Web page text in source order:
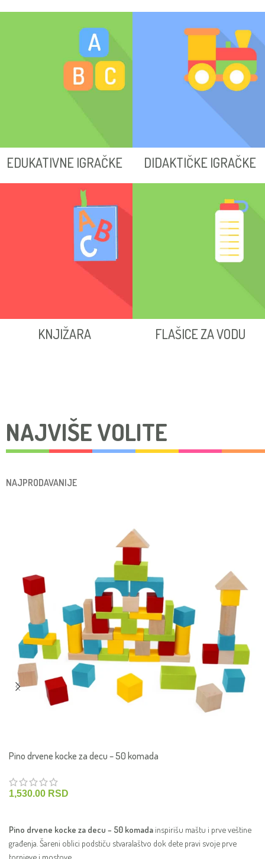
EDUKATIVNE IGRAČKE DIDAKTIČKE IGRAČKE
KNJIŽARA FLAŠICE ZA VODU
NAJVIŠE VOLITE
NAJPRODAVANIJE
Pino drvene kocke za decu – 50 komada
1,530.00 RSD
Pino drvene kocke za decu – 50 komada inspirišu maštu i prve veštine
građenja. Šareni oblici podstiču stvaralaštvo dok dete pravi svoje prve
tornjeve i mostove.